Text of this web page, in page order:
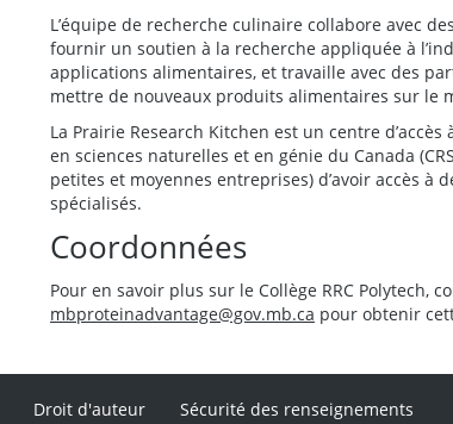
L’équipe de recherche culinaire collabore avec
fournir un soutien à la recherche appliquée à
applications alimentaires, et travaille avec des
mettre de nouveaux produits alimentaires sur le
La Prairie Research Kitchen est un centre
en sciences naturelles et en génie du Canada
petites et moyennes entreprises) d’avoir accès à
spécialisés.
Coordonnées
Pour en savoir plus sur le Collège RRC Polytech,
mbproteinadvantage@gov.mb.ca pour obtenir
Droit d'auteur Sécurité des renseignements